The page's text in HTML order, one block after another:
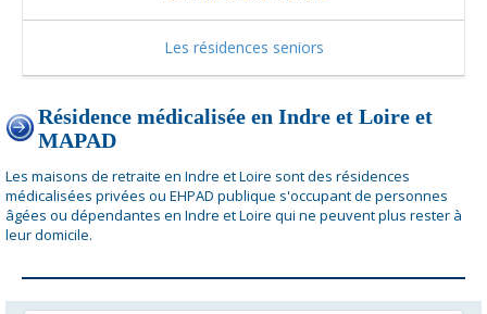
Les résidences seniors
Résidence médicalisée en Indre et Loire et
MAPAD
Les maisons de retraite en Indre et Loire sont des résidences
médicalisées privées ou EHPAD publique s'occupant de personnes
âgées ou dépendantes en Indre et Loire qui ne peuvent plus rester à
leur domicile.